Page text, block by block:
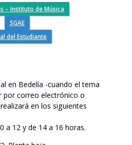
– Instituto de Música
SGAE
del Estudiante
en Bedelía -cuando el tema
por correo electrónico o
en los siguientes
a 12 y de 14 a 16 horas.